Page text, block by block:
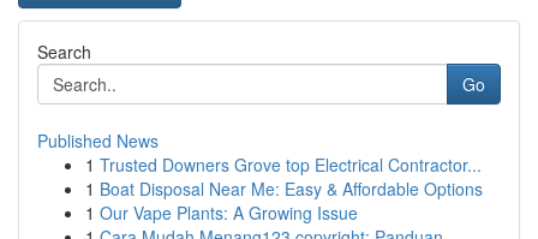
Search
Go
Published News
1 Trusted Downers Grove top Electrical Contractor...
1 Boat Disposal Near Me: Easy & Affordable Options
1 Our Vape Plants: A Growing Issue